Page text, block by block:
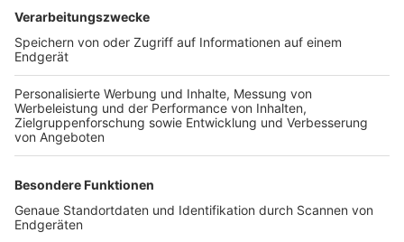
TOP-VEREINE
TOP-PARTNER